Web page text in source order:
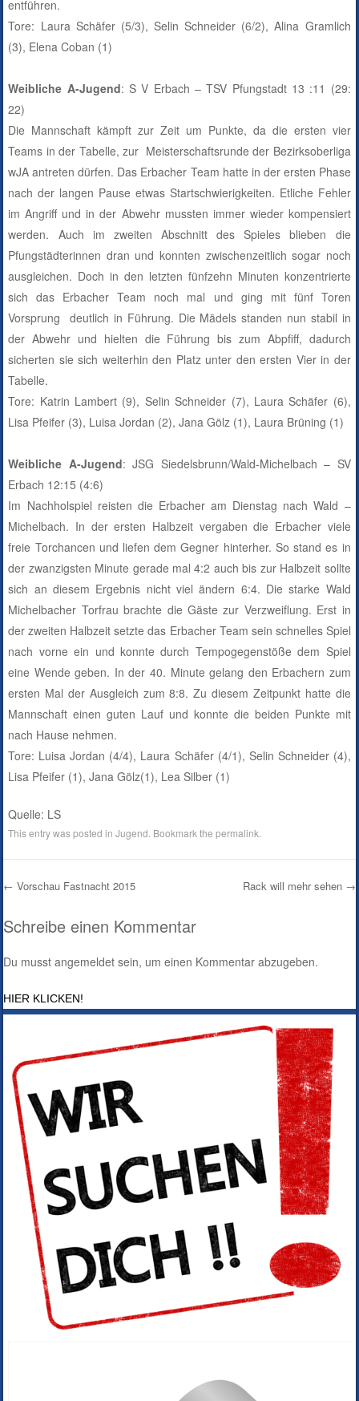
entführen.
Tore: Laura Schäfer (5/3), Selin Schneider (6/2), Alina Gramlich
(3), Elena Coban (1)
Weibliche A-Jugend: S V Erbach – TSV Pfungstadt 13 :11 (29:
22)
Die Mannschaft kämpft zur Zeit um Punkte, da die ersten vier
Teams in der Tabelle, zur Meisterschaftsrunde der Bezirksoberliga
wJA antreten dürfen. Das Erbacher Team hatte in der ersten Phase
nach der langen Pause etwas Startschwierigkeiten. Etliche Fehler
im Angriff und in der Abwehr mussten immer wieder kompensiert
werden. Auch im zweiten Abschnitt des Spieles blieben die
Pfungstädterinnen dran und konnten zwischenzeitlich sogar noch
ausgleichen. Doch in den letzten fünfzehn Minuten konzentrierte
sich das Erbacher Team noch mal und ging mit fünf Toren
Vorsprung deutlich in Führung. Die Mädels standen nun stabil in
der Abwehr und hielten die Führung bis zum Abpfiff, dadurch
sicherten sie sich weiterhin den Platz unter den ersten Vier in der
Tabelle.
Tore: Katrin Lambert (9), Selin Schneider (7), Laura Schäfer (6),
Lisa Pfeifer (3), Luisa Jordan (2), Jana Gölz (1), Laura Brüning (1)
Weibliche A-Jugend: JSG Siedelsbrunn/Wald-Michelbach – SV
Erbach 12:15 (4:6)
Im Nachholspiel reisten die Erbacher am Dienstag nach Wald –
Michelbach. In der ersten Halbzeit vergaben die Erbacher viele
freie Torchancen und liefen dem Gegner hinterher. So stand es in
der zwanzigsten Minute gerade mal 4:2 auch bis zur Halbzeit sollte
sich an diesem Ergebnis nicht viel ändern 6:4. Die starke Wald
Michelbacher Torfrau brachte die Gäste zur Verzweiflung. Erst in
der zweiten Halbzeit setzte das Erbacher Team sein schnelles Spiel
nach vorne ein und konnte durch Tempogegenstöße dem Spiel
eine Wende geben. In der 40. Minute gelang den Erbachern zum
ersten Mal der Ausgleich zum 8:8. Zu diesem Zeitpunkt hatte die
Mannschaft einen guten Lauf und konnte die beiden Punkte mit
nach Hause nehmen.
Tore: Luisa Jordan (4/4), Laura Schäfer (4/1), Selin Schneider (4),
Lisa Pfeifer (1), Jana Gölz(1), Lea Silber (1)
Quelle: LS
This entry was posted inJugend . Bookmark thepermalink
Post navigation
← Vorschau Fastnacht 2015 Rack will mehr sehen →
Schreibe einen Kommentar
Du musstangemeldet sein, um einen Kommentar abzugeben.
HIER KLICKEN!